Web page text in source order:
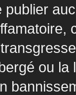
publier
ou